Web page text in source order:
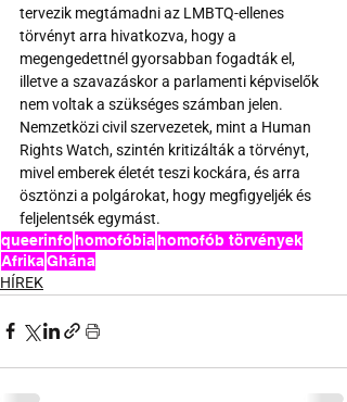
tervezik megtámadni az LMBTQ-ellenes
törvényt arra hivatkozva, hogy a
megengedettnél gyorsabban fogadták el,
illetve a szavazáskor a parlamenti képviselők
nem voltak a szükséges számban jelen.
Nemzetközi civil szervezetek, mint a Human
Rights Watch, szintén kritizálták a törvényt,
mivel emberek életét teszi kockára, és arra
ösztönzi a polgárokat, hogy megfigyeljék és
feljelentsék egymást.
queerinfohomofóbiahomofób törvények
AfrikaGhána
HÍREK